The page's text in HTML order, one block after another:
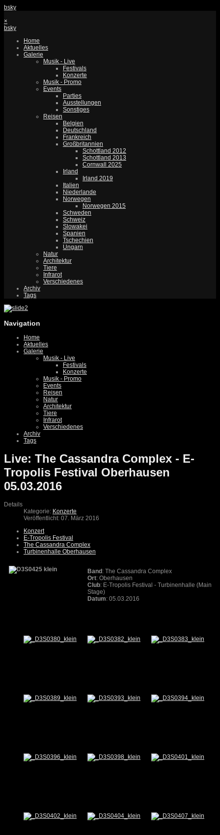
bsky
×
bsky
Home
Aktuelles
Galerie
Musik - Live
Festivals
Konzerte
Musik - Promo
Events
Parties
Ausstellungen
Sonstiges
Reisen
Belgien
Deutschland
Frankreich
Großbritannien
Schottland 2012
Schottland 2013
Cornwall 2025
Irland
Irland 2019
Italien
Niederlande
Norwegen
Norwegen 2015
Schweden
Schweiz
Slowakei
Spanien
Tschechien
Ungarn
Natur
Architektur
Tiere
Infrarot
Verschiedenes
Archiv
Tags
Navigation
Home
Aktuelles
Galerie
Musik - Live
Festivals
Konzerte
Musik - Promo
Events
Reisen
Natur
Architektur
Tiere
Infrarot
Verschiedenes
Archiv
Tags
Live: The Cassandra Complex - E-
Tropolis Festival Oberhausen
05.03.2016
Details
Kategorie: Konzerte
Veröffentlicht: 07. März 2016
Konzert
E-Tropolis Festival
The Cassandra Complex
Turbinenhalle Oberhausen
Band : The Cassandra Complex
Ort: Oberhausen
Club: E-Tropolis Festival - Turbinenhalle (Main
Stage)
Datum: 05.03.2016